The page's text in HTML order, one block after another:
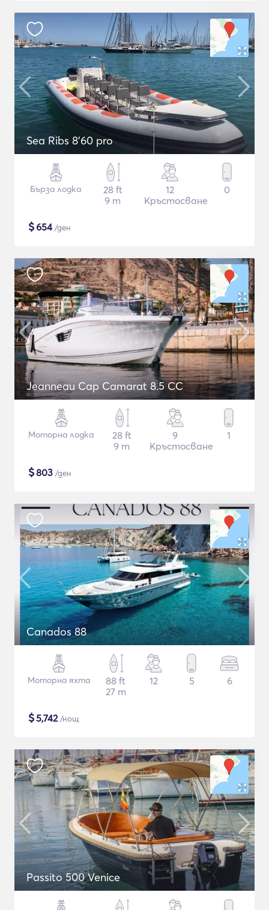
Sea Ribs 8'60 pro
Бърза лодка
28 ft
9 m
12
Кръстосване
0
$654/ден
Jeanneau Cap Camarat 8.5 CC
Моторна лодка
28 ft
9 m
9
Кръстосване
1
$803 /ден
Canados 88
Моторна яхта
88 ft
27 m
12 5 6
$5,742/нощ
Passito 500 Venice